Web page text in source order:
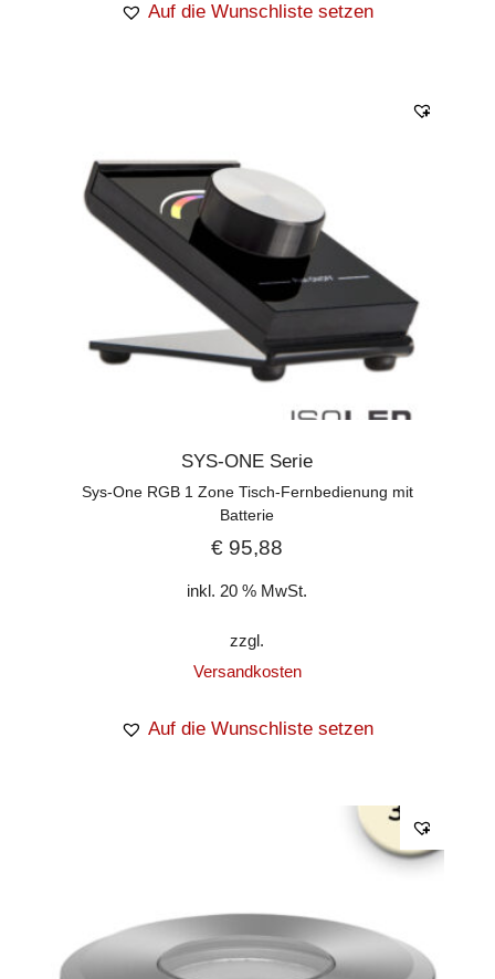
Auf die Wunschliste setzen
SYS-ONE Serie
Sys-One RGB 1 Zone Tisch-Fernbedienung mit
Batterie
€ 95,88
inkl. 20 % MwSt.
zzgl.
Versandkosten
Auf die Wunschliste setzen